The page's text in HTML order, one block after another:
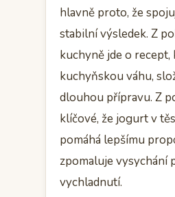
hlavně proto, že
stabilní výsledek. Z
kuchyně jde o
kuchyňskou váhu,
dlouhou přípravu. Z
klíčové, že jogurt v
pomáhá lepšímu
zpomaluje vysychání
vychladnutí.